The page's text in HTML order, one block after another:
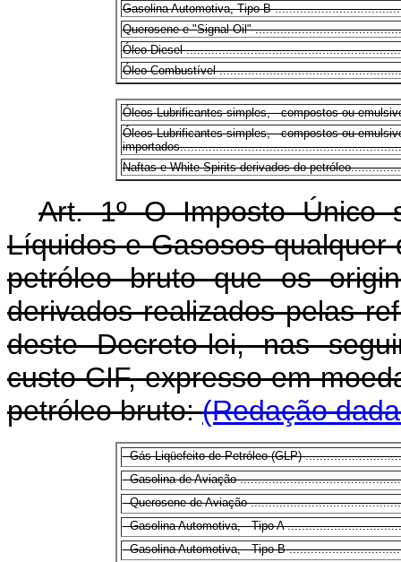
Gasolina Automotiva, Tipo B
Querosene e "Signal Oil"
Óleo Diesel
Óleo Combustível
Óleos Lubrificantes simples, - compostos ou
Óleos Lubrificantes simples, - compostos ou
Naftas e White Spirits derivados do
Art. 1º O Imposto Único
Líquidos e Gasosos
petróleo bruto que os
derivados realizados pelas
deste Decreto-lei, nas
custo CIF, expresso em
petróleo bruto:(Redação
- Gás Liqüefeito de Petróleo (GLP)
- Gasolina de Aviação
- Querosene de Aviação
- Gasolina Automotiva, - Tipo A
- Gasolina Automotiva, - Tipo B